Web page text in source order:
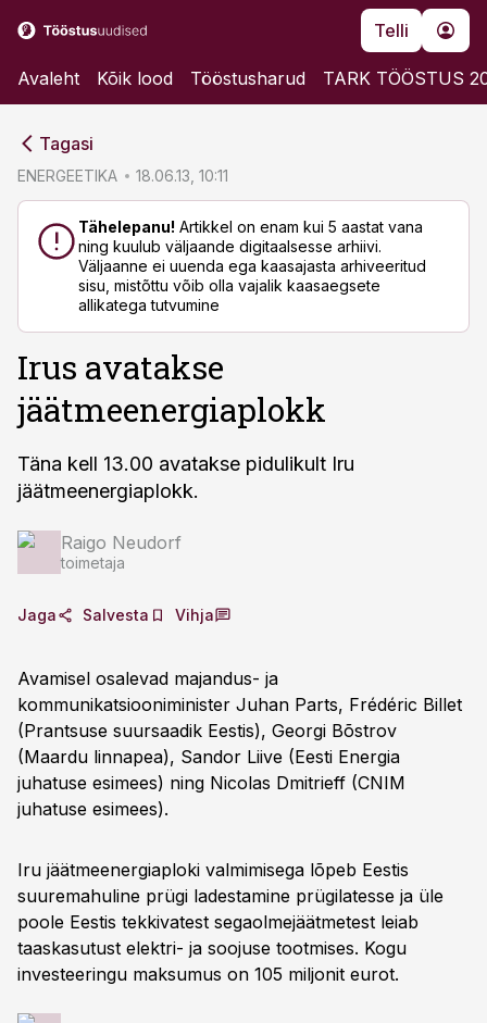
Telli
Avaleht Kõik lood Tööstusharud TARK TÖÖSTUS
Tagasi
ENERGEETIKA 18.06.13, 10:11
Tähelepanu! Artikkel on enam kui 5 aastat vana
ning kuulub väljaande digitaalsesse arhiivi.
Väljaanne ei uuenda ega kaasajasta arhiveeritud
sisu, mistõttu võib olla vajalik kaasaegsete
allikatega tutvumine
Irus avatakse
jäätmeenergiaplokk
Täna kell 13.00 avatakse pidulikult Iru
jäätmeenergiaplokk.
Raigo Neudorf
toimetaja
Jaga Salvesta Vihja
Avamisel osalevad majandus- ja
kommunikatsiooniminister Juhan Parts, Frédéric Billet
(Prantsuse suursaadik Eestis), Georgi Bõstrov
(Maardu linnapea), Sandor Liive (Eesti Energia
juhatuse esimees) ning Nicolas Dmitrieff (CNIM
juhatuse esimees).
Iru jäätmeenergiaploki valmimisega lõpeb Eestis
suuremahuline prügi ladestamine prügilatesse ja üle
poole Eestis tekkivatest segaolmejäätmetest leiab
taaskasutust elektri- ja soojuse tootmises. Kogu
investeeringu maksumus on 105 miljonit eurot.